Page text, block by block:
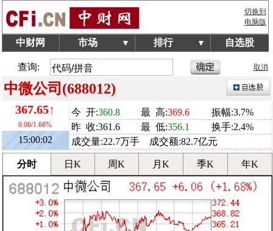
切换到
电脑版
中财网 市场 ▼ 排行 ▼ 自选股
查询: 取消
中微公司(688012)
367.65↑
6.06/1.68%
15:00:02
今 开:360.8 最 高:369.6
振幅:3.7%
昨 收:361.6
最 低:356.1
换手:2.4%
成交量:22.7万手 成交额:82.7亿元
分时 日K 周K 月K 季K 年K